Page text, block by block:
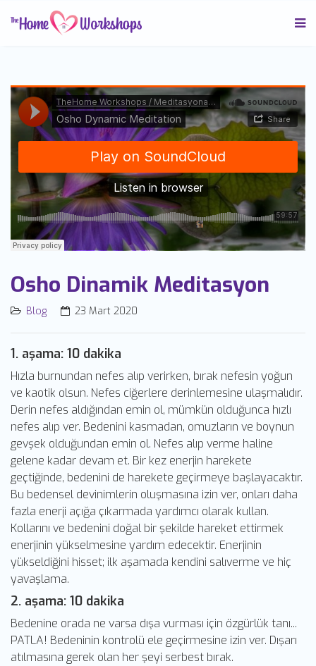
TheHome Workshops / Meditasyona Davet Osho Dynamic Meditation
Osho Dinamik Meditasyon
Blog 23 Mart 2020
1. aşama: 10 dakika
Hızla burnundan nefes alıp verirken, bırak nefesin yoğun
ve kaotik olsun. Nefes ciğerlere derinlemesine ulaşmalıdır.
Derin nefes aldığından emin ol, mümkün olduğunca hızlı
nefes alıp ver. Bedenini kasmadan, omuzların ve boynun
gevşek olduğundan emin ol. Nefes alıp verme haline
gelene kadar devam et. Bir kez enerjin harekete
geçtiğinde, bedenini de harekete geçirmeye başlayacaktır.
Bu bedensel devinimlerin oluşmasına izin ver, onları daha
fazla enerji açığa çıkarmada yardımcı olarak kullan.
Kollarını ve bedenini doğal bir şekilde hareket ettirmek
enerjinin yükselmesine yardım edecektir. Enerjinin
yükseldiğini hisset; ilk aşamada kendini salıverme ve hiç
yavaşlama.
2. aşama: 10 dakika
Bedenine orada ne varsa dışa vurması için özgürlük tanı...
PATLA! Bedeninin kontrolü ele geçirmesine izin ver. Dışarı
atılmasına gerek olan her şeyi serbest bırak.